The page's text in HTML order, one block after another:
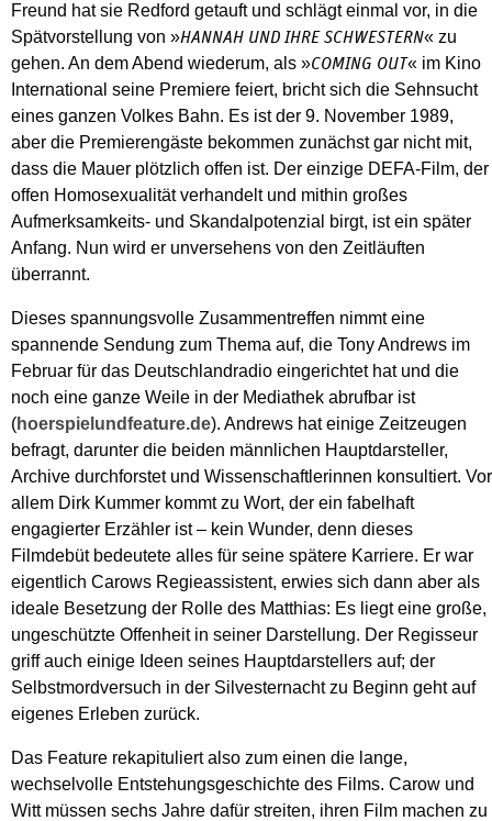
Freund hat sie Redford getauft und schlägt einmal vor, in die
Spätvorstellung von »HANNAH UND IHRE SCHWESTERN« zu
gehen. An dem Abend wiederum, als »COMING OUT« im Kino
International seine Premiere feiert, bricht sich die Sehnsucht
eines ganzen Volkes Bahn. Es ist der 9. November 1989,
aber die Premierengäste bekommen zunächst gar nicht mit,
dass die Mauer plötzlich offen ist. Der einzige DEFA-Film, der
offen Homosexualität verhandelt und mithin großes
Aufmerksamkeits- und Skandalpotenzial birgt, ist ein später
Anfang. Nun wird er unversehens von den Zeitläuften
überrannt.
Dieses spannungsvolle Zusammentreffen nimmt eine
spannende Sendung zum Thema auf, die Tony Andrews im
Februar für das Deutschlandradio eingerichtet hat und die
noch eine ganze Weile in der Mediathek abrufbar ist
(hoerspielundfeature.de). Andrews hat einige Zeitzeugen
befragt, darunter die beiden männlichen Hauptdarsteller,
Archive durchforstet und Wissenschaftlerinnen konsultiert. Vor
allem Dirk Kummer kommt zu Wort, der ein fabelhaft
engagierter Erzähler ist – kein Wunder, denn dieses
Filmdebüt bedeutete alles für seine spätere Karriere. Er war
eigentlich Carows Regieassistent, erwies sich dann aber als
ideale Besetzung der Rolle des Matthias: Es liegt eine große,
ungeschützte Offenheit in seiner Darstellung. Der Regisseur
griff auch einige Ideen seines Hauptdarstellers auf; der
Selbstmordversuch in der Silvesternacht zu Beginn geht auf
eigenes Erleben zurück.
Das Feature rekapituliert also zum einen die lange,
wechselvolle Entstehungsgeschichte des Films. Carow und
Witt müssen sechs Jahre dafür streiten, ihren Film machen zu